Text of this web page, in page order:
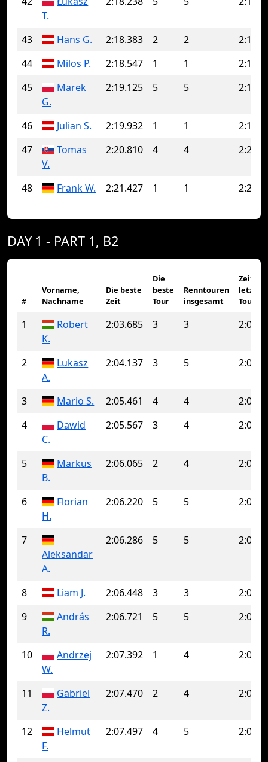
T.
43 Hans G. 2:18.383 2 2
44
Milos P. 2:18.547 1 1
45
Marek
G.
2:19.125 5 5
46 Julian S. 2:19.932 1 1
47
Tomas
V.
2:20.810 4 4
48 Frank W. 2:21.427 1 1
DAY 1 - PART 1, B2
#
Vorname,
Nachname
Die beste
Zeit
Die
beste
Tour
Renntouren
insgesamt
Zeit der
letzten
Tour
1
Robert
K.
2:03.685 3 3
2
Lukasz
A.
2:04.137 3 5
3 Mario S. 2:05.461 4 4
4
Dawid
C.
2:05.567 3 4
5
Markus
B.
2:06.065 2 4
6
Florian
H.
2:06.220 5 5
7
Aleksandar
A.
2:06.286 5 5
8 Liam J. 2:06.448 3 3
9
András
R.
2:06.721 5 5
10
Andrzej
W.
2:07.392 1 4
11
Gabriel
Z.
2:07.470 2 4
12
Helmut
F.
2:07.497 4 5